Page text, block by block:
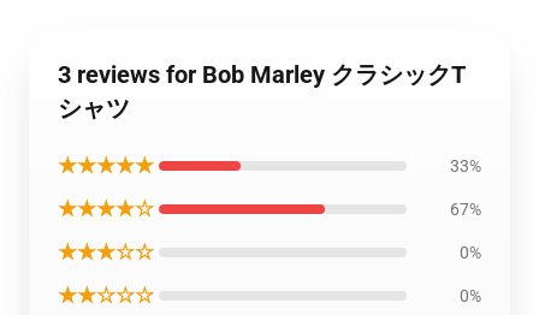
3 reviews for Bob Marley クラシックT
シャツ
★★★★★ 33%
★★★★☆ 67%
★★★☆☆ 0%
★★☆☆☆ 0%